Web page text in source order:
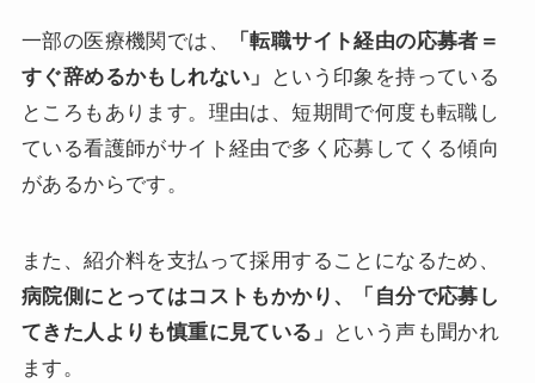
一部の医療機関では、
「転職サイト経由の応募者＝
すぐ辞めるかもしれない」
という印象を持っている
ところもあります。理由は、短期間で何度も転職し
ている看護師がサイト経由で多く応募してくる傾向
があるからです。
また、紹介料を支払って採用することになるため、
病院側にとってはコストもかかり、「自分で応募し
てきた人よりも慎重に見ている」
という声も聞かれ
ます。